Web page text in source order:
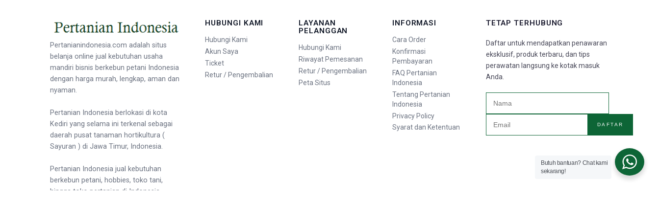
Pertanianindonesia.com adalah situs
belanja online jual kebutuhan usaha
mandiri bisnis berkebun petani Indonesia
dengan harga murah, lengkap, aman dan
nyaman.
Pertanian Indonesia berlokasi di kota
Kediri yang selama ini terkenal sebagai
daerah pusat tanaman hortikultura (
Sayuran ) di Jawa Timur, Indonesia.
Pertanian Indonesia jual kebutuhan
berkebun petani, hobbies, toko tani,
hingga toko pertanian di Indonesia.
HUBUNGI KAMI
Hubungi Kami
Akun Saya
Ticket
Retur / Pengembalian
LAYANAN
PELANGGAN
Hubungi Kami
Riwayat Pemesanan
Retur / Pengembalian
Peta Situs
INFORMASI
Cara Order
Konfirmasi
Pembayaran
FAQ Pertanian
Indonesia
Tentang Pertanian
Indonesia
Privacy Policy
Syarat dan Ketentuan
TETAP TERHUBUNG
Daftar untuk mendapatkan penawaran
eksklusif, produk terbaru, dan tips
perawatan langsung ke kotak masuk
Anda.
DAFTAR
Butuh bantuan? Chat kami
sekarang!